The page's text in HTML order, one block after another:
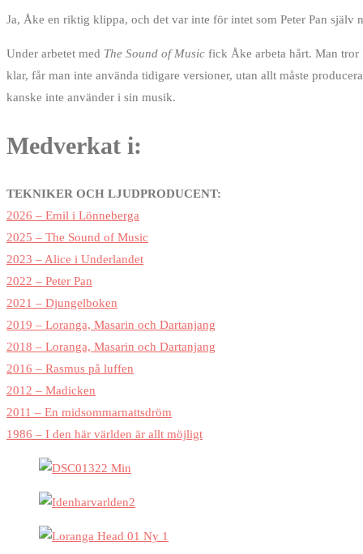
Ja, Åke en riktig klippa, och det var inte för intet som Peter Pan själv
Under arbetet med The Sound of Music fick Åke arbeta hårt. Man tror
klar, får man inte använda tidigare versioner, utan allt måste
kanske inte använder i sin musik.
Medverkat i:
TEKNIKER OCH LJUDPRODUCENT:
2026 – Emil i Lönneberga
2025 – The Sound of Music
2023 – Alice i Underlandet
2022 – Peter Pan
2021 – Djungelboken
2019 – Loranga, Masarin och Dartanjang
2018 – Loranga, Masarin och Dartanjang
2016 – Rasmus på luffen
2012 – Madicken
2011 – En midsommarnattsdröm
1986 – I den här världen är allt möjligt